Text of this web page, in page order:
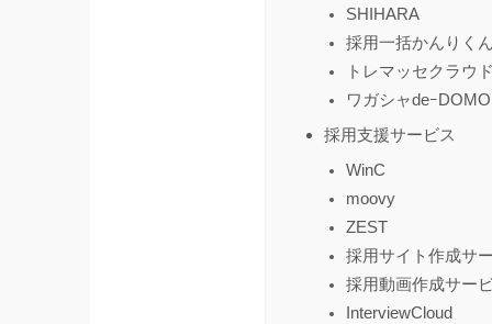
SHIHARA
採用一括かんりくん
トレマッセクラウド
ワガシャdeｰDOMO
採用支援サービス
WinC
moovy
ZEST
採用サイト作成サ
採用動画作成サー
InterviewCloud